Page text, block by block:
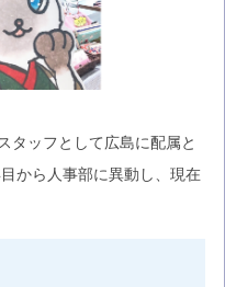
タッフとして広島に配属と
から人事部に異動し、現在